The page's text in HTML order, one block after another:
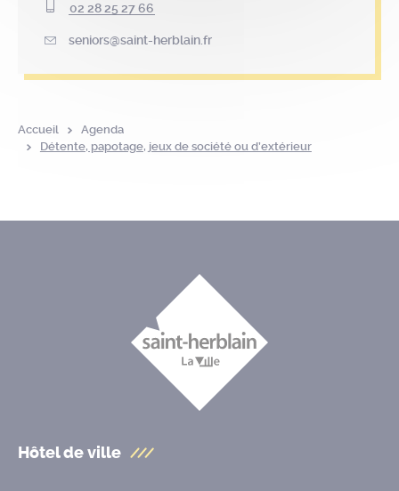
02 28 25 27 66
seniors@saint-herblain.fr
Accueil
Agenda
Détente, papotage, jeux de société ou d’extérieur
Hôtel de ville